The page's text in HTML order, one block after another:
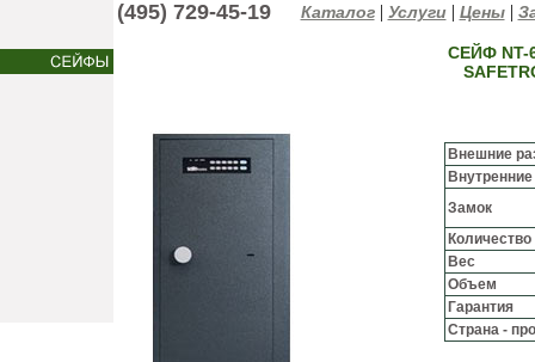
(495) 729-45-19 Каталог| Услуги| Цены|
СЕЙФ NT-
Внешние
Замок
Вес
Объем
Гарантия
Страна -